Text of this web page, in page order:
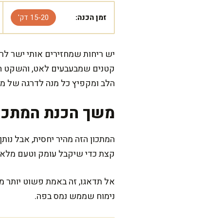
זמן הכנה: 15-20 דק'
יש ריחות שמחזירים אותי ישר
קטנים שמבעבעים לאט, והשקט
הלב ומקפיץ כל מנה לדרגה של
משך הכנת
המתכון הזה מהיר יחסית, אבל
קצת כדי שיקבל עומק וטעם
אל תדאגו, זה באמת פשוט יותר
נימוח שממש נמס בפה.